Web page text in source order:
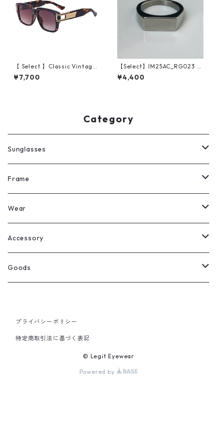
【 Select 】Classic Vintage
Square Large Flame Sungla
sses (Demi/Brown Gradatio
¥7,700
【Select】IM25AC_RG023 /
Simple squarer ring（Silve
r）
¥4,400
Category
Sunglasses
All
Legit Eyewear
Select
Frame
ボストン
ウェリントン
スクエア
ラウンド
Wear
All
Tee
Sewat
Accessory
Ring
Silver
Bracelet
Goods
Cap
プライバシーポリシー
特定商取引法に基づく表記
© Legit Eyewear
Powered by